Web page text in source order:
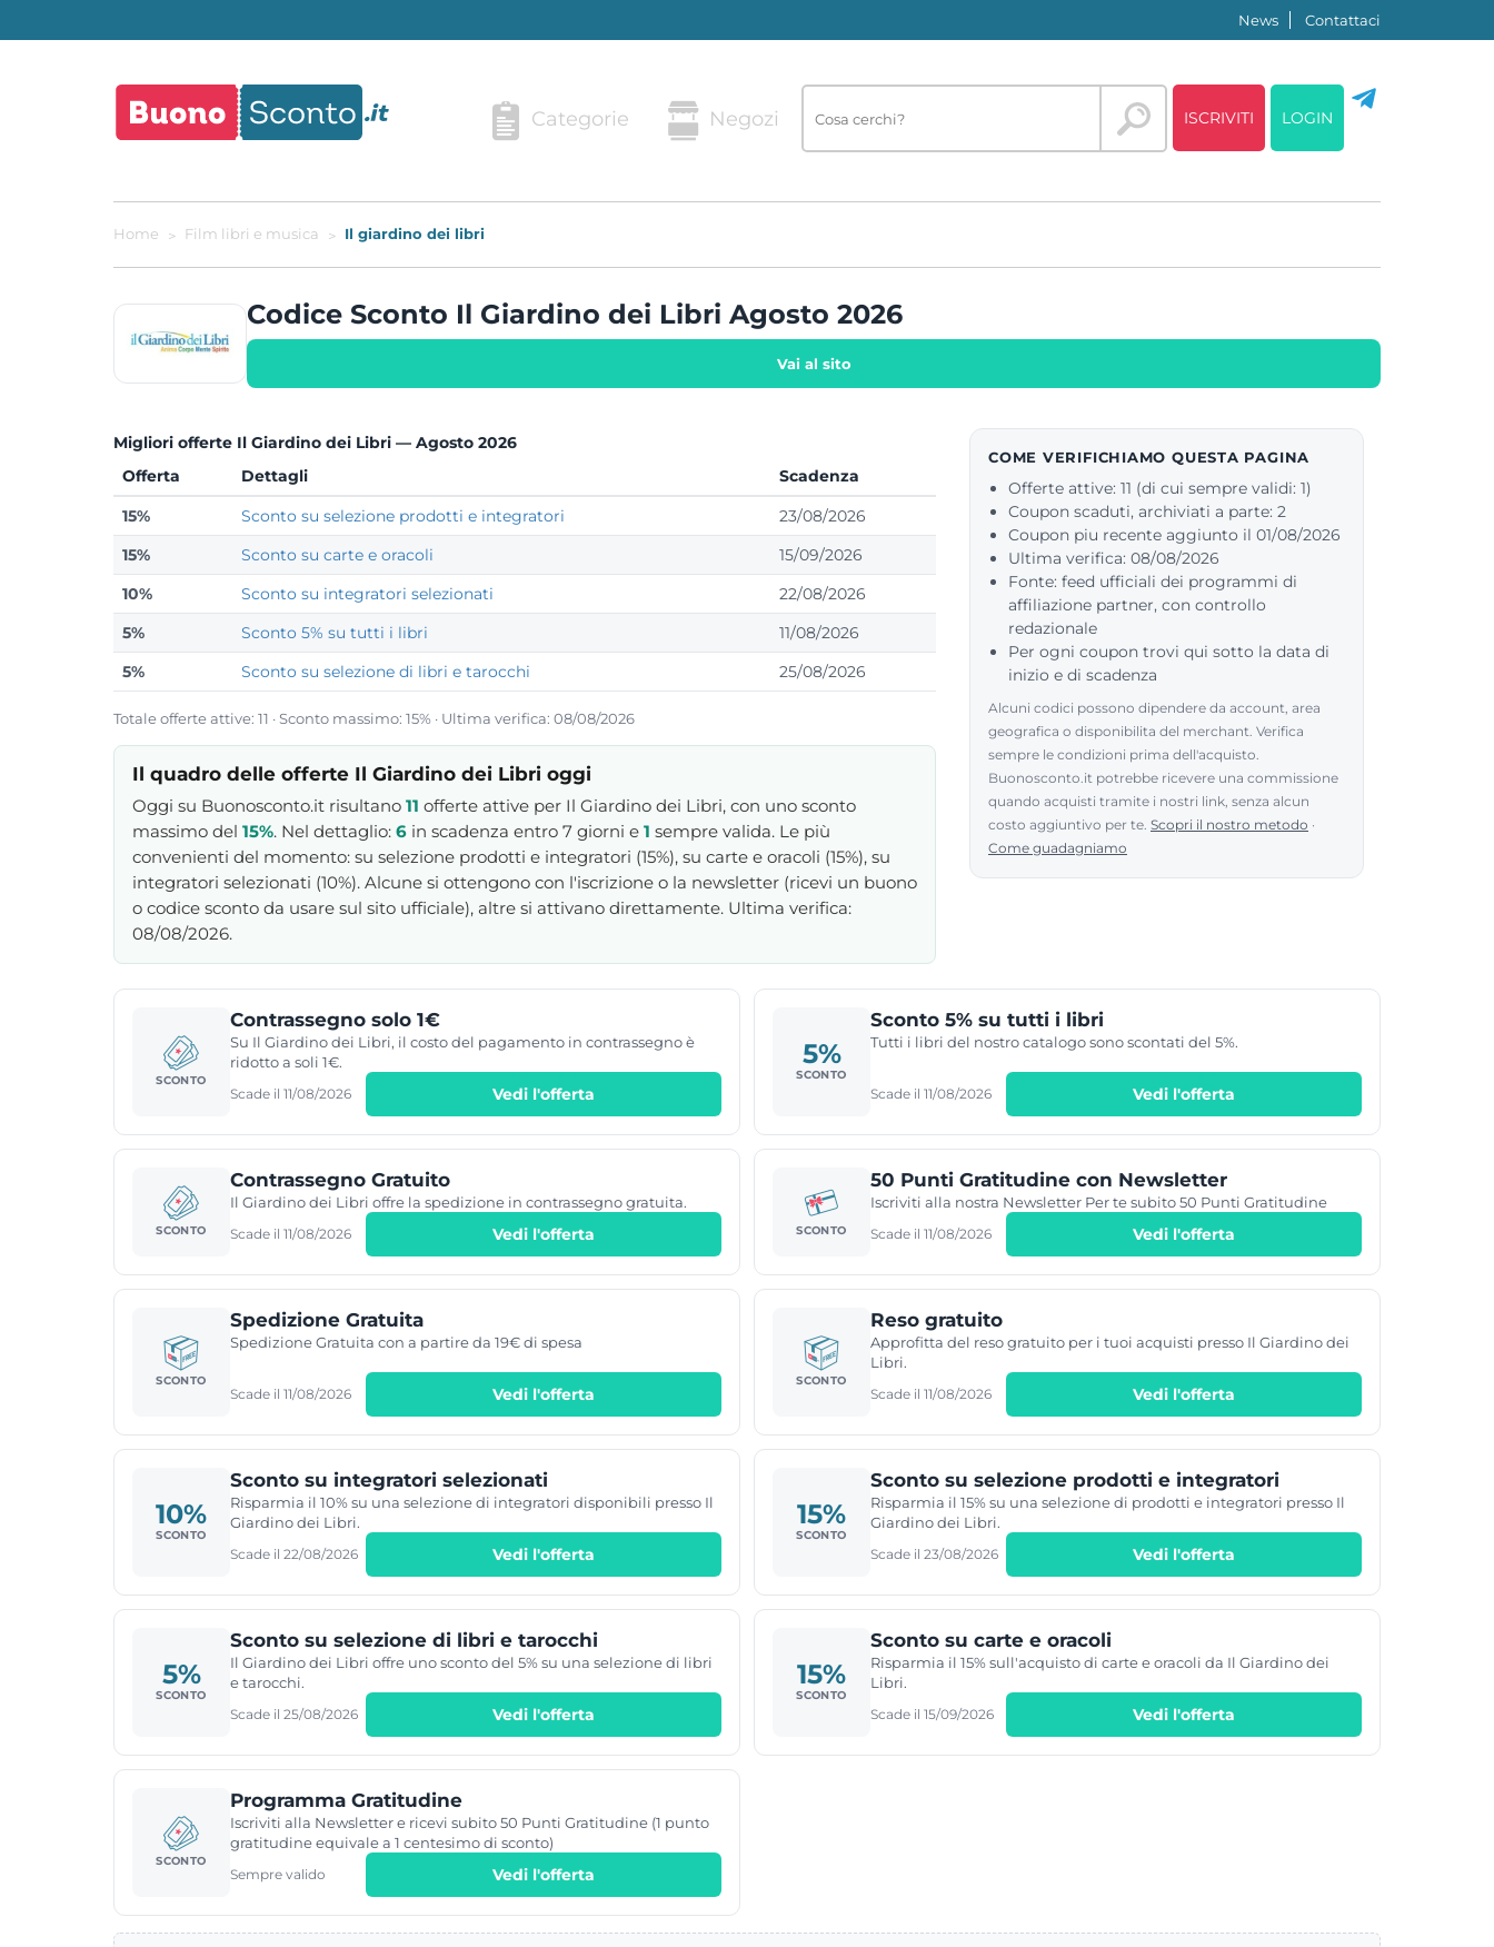
News Contattaci
Categorie Negozi ISCRIVITI LOGIN
Home Film libri e musica Il giardino dei libri
Codice Sconto Il Giardino dei Libri Agosto 2026
Vai al sito
Migliori offerte Il Giardino dei Libri — Agosto 2026
Offerta
Dettagli
Scadenza
15%
Sconto su selezione prodotti e integratori
23/08/2026
15%
Sconto su carte e oracoli
15/09/2026
10%
Sconto su integratori selezionati
22/08/2026
5%
Sconto 5% su tutti i libri
11/08/2026
5%
Sconto su selezione di libri e tarocchi 25/08/2026
Totale offerte attive: 11 · Sconto massimo: 15% · Ultima verifica: 08/08/2026
Il quadro delle offerte Il Giardino dei Libri oggi
Oggi su Buonosconto.it risultano 11 offerte attive per Il Giardino dei Libri, con uno sconto
massimo del 15%. Nel dettaglio: 6 in scadenza entro 7 giorni e 1 sempre valida. Le più
convenienti del momento: su selezione prodotti e integratori (15%), su carte e oracoli (15%), su
integratori selezionati (10%). Alcune si ottengono con l'iscrizione o la newsletter (ricevi un buono
o codice sconto da usare sul sito ufficiale), altre si attivano direttamente. Ultima verifica:
08/08/2026.
COME VERIFICHIAMO QUESTA PAGINA
Offerte attive: 11 (di cui sempre validi: 1)
Coupon scaduti, archiviati a parte: 2
Coupon piu recente aggiunto il 01/08/2026
Ultima verifica: 08/08/2026
Fonte: feed ufficiali dei programmi di
affiliazione partner, con controllo
redazionale
Per ogni coupon trovi qui sotto la data di
inizio e di scadenza
Alcuni codici possono dipendere da account, area
geografica o disponibilita del merchant. Verifica
sempre le condizioni prima dell'acquisto.
Buonosconto.it potrebbe ricevere una commissione
quando acquisti tramite i nostri link, senza alcun
costo aggiuntivo per te. Scopri il nostro metodo ·
Come guadagniamo
SCONTO
Contrassegno solo 1€
Su Il Giardino dei Libri, il costo del pagamento in contrassegno è
ridotto a soli 1€.
Scade il 11/08/2026 Vedi l'offerta
5%
SCONTO
Sconto 5% su tutti i libri
Tutti i libri del nostro catalogo sono scontati del 5%.
Scade il 11/08/2026 Vedi l'offerta
SCONTO
Contrassegno Gratuito
Il Giardino dei Libri offre la spedizione in contrassegno gratuita.
Scade il 11/08/2026 Vedi l'offerta SCONTO
50 Punti Gratitudine con Newsletter
Iscriviti alla nostra Newsletter Per te subito 50 Punti Gratitudine
Scade il 11/08/2026 Vedi l'offerta
SCONTO
Spedizione Gratuita
Spedizione Gratuita con a partire da 19€ di spesa
Scade il 11/08/2026 Vedi l'offerta
SCONTO
Reso gratuito
Approfitta del reso gratuito per i tuoi acquisti presso Il Giardino dei
Libri.
Scade il 11/08/2026 Vedi l'offerta
10%
SCONTO
Sconto su integratori selezionati
Risparmia il 10% su una selezione di integratori disponibili presso Il
Giardino dei Libri.
Scade il 22/08/2026 Vedi l'offerta
15%
SCONTO
Sconto su selezione prodotti e integratori
Risparmia il 15% su una selezione di prodotti e integratori presso Il
Giardino dei Libri.
Scade il 23/08/2026 Vedi l'offerta
5%
SCONTO
Sconto su selezione di libri e tarocchi
Il Giardino dei Libri offre uno sconto del 5% su una selezione di libri
e tarocchi.
Scade il 25/08/2026 Vedi l'offerta
15%
SCONTO
Sconto su carte e oracoli
Risparmia il 15% sull'acquisto di carte e oracoli da Il Giardino dei
Libri.
Scade il 15/09/2026 Vedi l'offerta
SCONTO
Programma Gratitudine
Iscriviti alla Newsletter e ricevi subito 50 Punti Gratitudine (1 punto
gratitudine equivale a 1 centesimo di sconto)
Sempre valido Vedi l'offerta